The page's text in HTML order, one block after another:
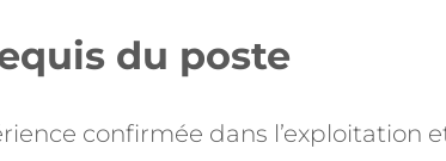
du poste
confirmée dans l’exploitation